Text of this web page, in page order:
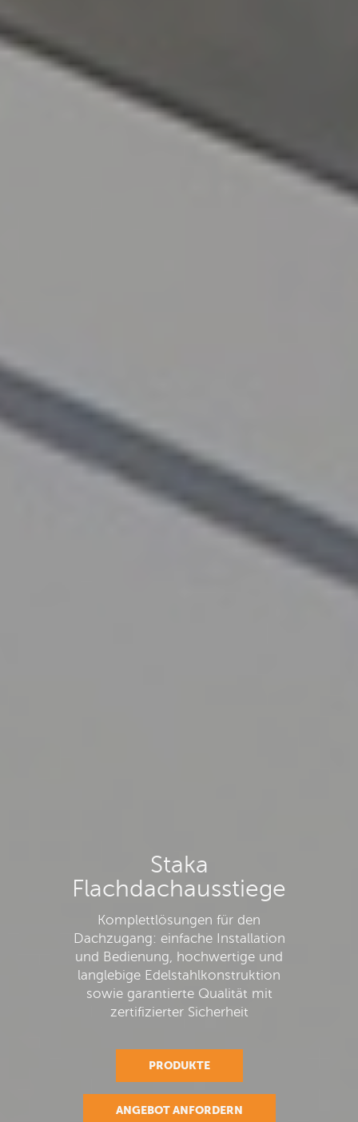
Staka
Flachdachausstiege
Komplettlösungen für den
Dachzugang: einfache Installation
und Bedienung, hochwertige und
langlebige Edelstahlkonstruktion
sowie garantierte Qualität mit
zertifizierter Sicherheit
PRODUKTE
ANGEBOT ANFORDERN